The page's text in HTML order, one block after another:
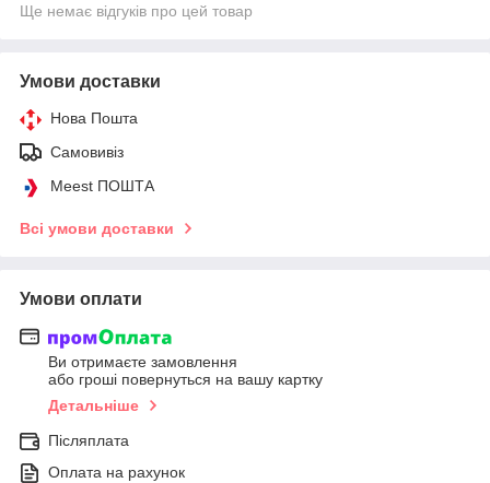
Ще немає відгуків про цей товар
Умови доставки
Нова Пошта
Самовивіз
Meest ПОШТА
Всі умови доставки
Умови оплати
Ви отримаєте замовлення
або гроші повернуться на вашу картку
Детальніше
Післяплата
Оплата на рахунок